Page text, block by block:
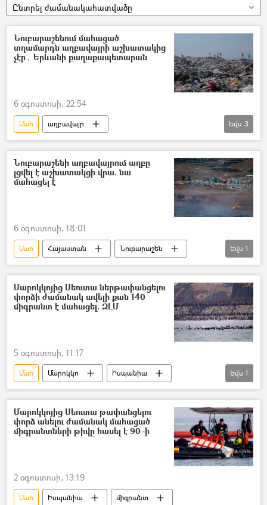
Ընտրել ժամանակահատվածը
Նուբարաշենում մահացած
տղամարդն աղբավայրի աշխատակից
չէր․ Երևանի քաղաքապետարան
6 օգոստոսի, 22:54
Մահ
աղբավայր
Նուբարաշենի աղբավայր
տղամարդ
Երևանի քաղաքապետարան
Եվս 3
Նուբարաշենի աղբավայրում աղբը
լցվել է աշխատակցի վրա. նա
մահացել է
6 օգոստոսի, 18:01
Մահ Հայաստան
Նուբարաշեն
Նուբարաշենի աղբավայր
Եվս 1
Մարոկկոյից Սեուտա ներթափանցելու
փորձի ժամանակ ավելի քան 140
միգրանտ է մահացել. ԶԼՄ
5 օգոստոսի, 11:17
Մահ Մարոկկո
Իսպանիա
միգրանտ
Եվս 1
Մարոկկոյից Սեուտա թափանցելու
փորձ անելու ժամանակ մահացած
միգրանտների թիվը հասել է 90–ի
2 օգոստոսի, 13:19
Մահ Իսպանիա միգրանտ